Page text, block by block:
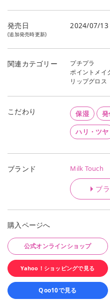
発売日
(追加発売時更新)
2024/07/13
関連カテゴリー
プチプラ
ポイントメイ
リップグロス
こだわり 保湿
ハリ・ツヤ
ブランド Milk Touch
ブ
購入ページへ
公式オンラインショップ
Yahoo！ショッピングで見る
Qoo10で見る